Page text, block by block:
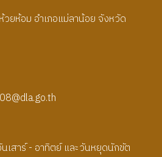
ยห้อม อำเภอแม่ลาน้อย จังหวัด
สาร์ - อาทิตย์ และวันหยุดนักขัต